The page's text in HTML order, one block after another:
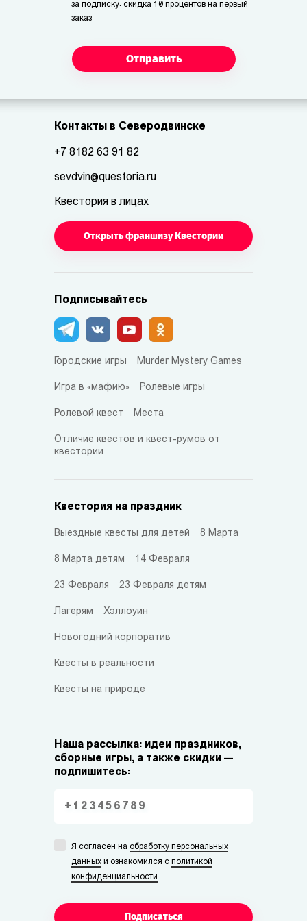
за подписку: скидка 10 процентов на первый
заказ
Отправить
Контакты в Северодвинске
+7 8182 63 91 82
sevdvin@questoria.ru
Квестория в лицах
Открыть франшизу Квестории
Подписывайтесь
Городские игры Murder Mystery Games
Игра в «мафию» Ролевые игры
Ролевой квест Места
Отличие квестов и квест-румов от
квестории
Квестория на праздник
Выездные квесты для детей 8 Марта
8 Марта детям 14 Февраля
23 Февраля 23 Февраля детям
Лагерям Хэллоуин
Новогодний корпоратив
Квесты в реальности
Квесты на природе
Наша рассылка: идеи праздников,
сборные игры, а также скидки —
подпишитесь:
Я согласен на обработку персональных
данных и ознакомился с политикой
конфиденциальности
Подписаться